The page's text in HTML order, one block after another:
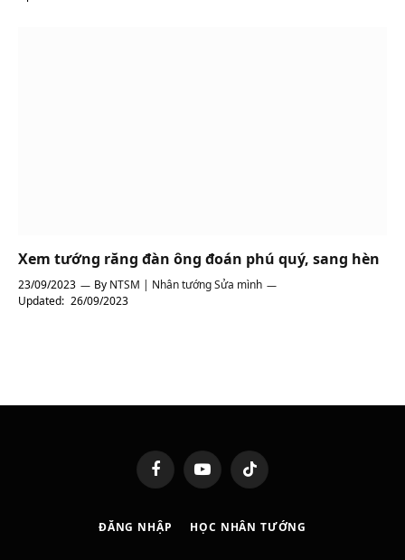
Xem tướng răng đàn ông đoán phú quý, sang hèn
23/09/2023 By NTSM | Nhân tướng Sửa mình
Updated: 26/09/2023
FacebookYouTubeTikTok
ĐĂNG NHẬP HỌC NHÂN TƯỚNG